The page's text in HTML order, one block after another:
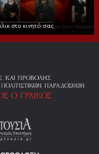
στο κινητό σας